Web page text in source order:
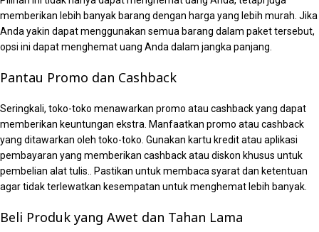
memberikan lebih banyak barang dengan harga yang lebih murah. Jika
Anda yakin dapat menggunakan semua barang dalam paket tersebut,
opsi ini dapat menghemat uang Anda dalam jangka panjang.
Pantau Promo dan Cashback
Seringkali, toko-toko menawarkan promo atau cashback yang dapat
memberikan keuntungan ekstra. Manfaatkan promo atau cashback
yang ditawarkan oleh toko-toko. Gunakan kartu kredit atau aplikasi
pembayaran yang memberikan cashback atau diskon khusus untuk
pembelian alat tulis.. Pastikan untuk membaca syarat dan ketentuan
agar tidak terlewatkan kesempatan untuk menghemat lebih banyak.
Beli Produk yang Awet dan Tahan Lama